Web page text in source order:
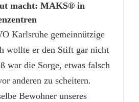
macht: MAKS® in
Karlsruhe gemeinnützige
wollte er den Stift gar nicht
war die Sorge, etwas falsch
anderen zu scheitern.
Bewohner unseres